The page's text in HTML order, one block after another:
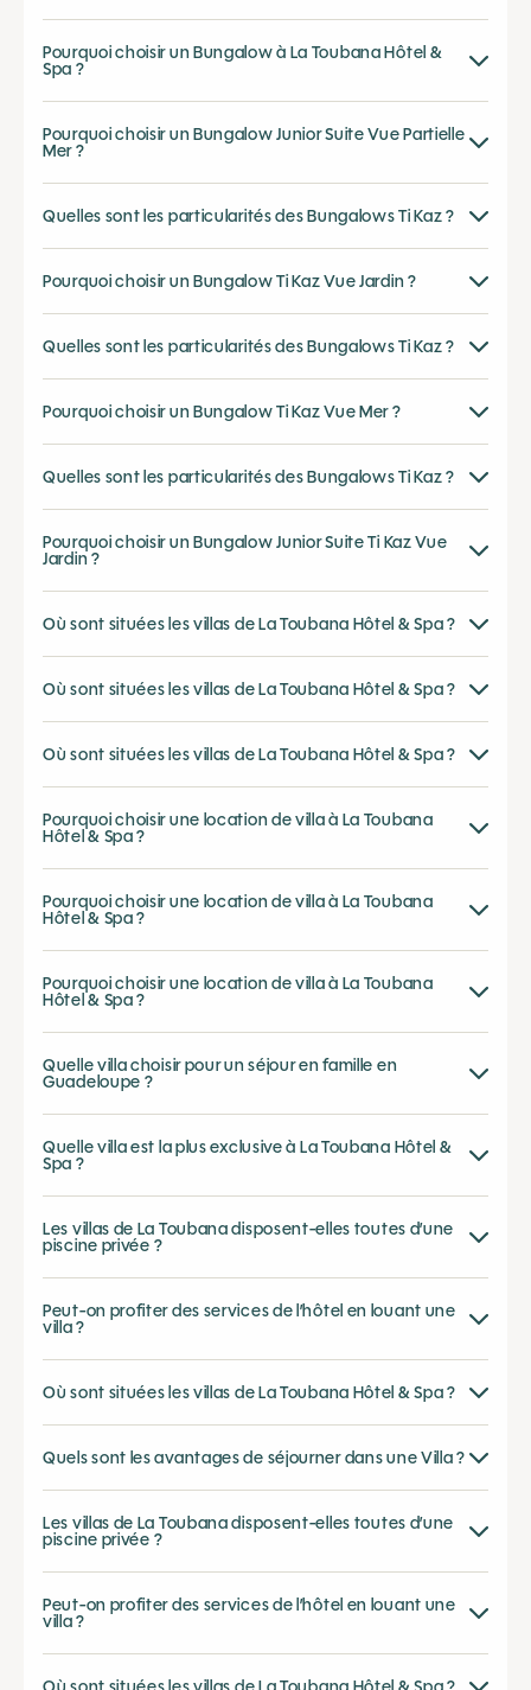
Pourquoi choisir un Bungalow à La Toubana Hôtel &
Spa ?
Pourquoi choisir un Bungalow Junior Suite Vue Partielle
Mer ?
Quelles sont les particularités des Bungalows Ti Kaz ?
Pourquoi choisir un Bungalow Ti Kaz Vue Jardin ?
Quelles sont les particularités des Bungalows Ti Kaz ?
Pourquoi choisir un Bungalow Ti Kaz Vue Mer ?
Quelles sont les particularités des Bungalows Ti Kaz ?
Pourquoi choisir un Bungalow Junior Suite Ti Kaz Vue
Jardin ?
Où sont situées les villas de La Toubana Hôtel & Spa ?
Où sont situées les villas de La Toubana Hôtel & Spa ?
Où sont situées les villas de La Toubana Hôtel & Spa ?
Pourquoi choisir une location de villa à La Toubana
Hôtel & Spa ?
Pourquoi choisir une location de villa à La Toubana
Hôtel & Spa ?
Pourquoi choisir une location de villa à La Toubana
Hôtel & Spa ?
Quelle villa choisir pour un séjour en famille en
Guadeloupe ?
Quelle villa est la plus exclusive à La Toubana Hôtel &
Spa ?
Les villas de La Toubana disposent-elles toutes d’une
piscine privée ?
Peut-on profiter des services de l’hôtel en louant une
villa ?
Où sont situées les villas de La Toubana Hôtel & Spa ?
Quels sont les avantages de séjourner dans une Villa ?
Les villas de La Toubana disposent-elles toutes d’une
piscine privée ?
Peut-on profiter des services de l’hôtel en louant une
villa ?